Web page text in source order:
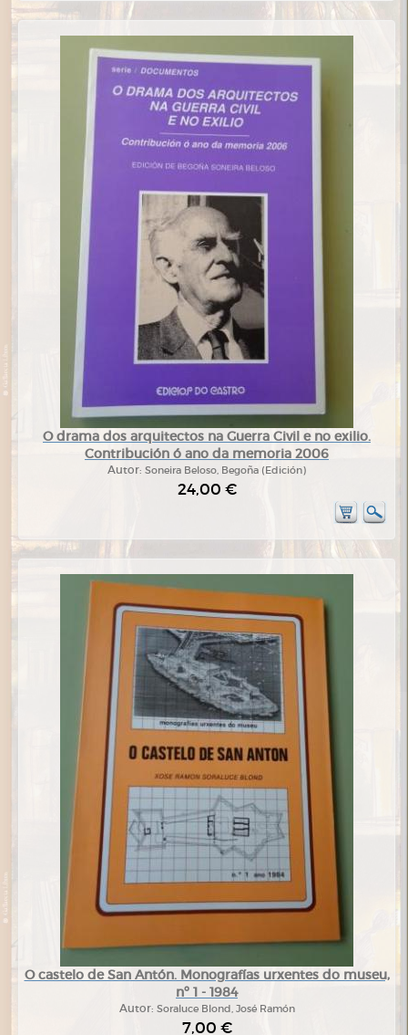
O drama dos arquitectos na Guerra Civil e no exilio.
Contribución ó ano da memoria 2006
Autor: Soneira Beloso, Begoña (Edición)
24,00 €
O castelo de San Antón. Monografías urxentes do museu,
nº 1 - 1984
Autor: Soraluce Blond, José Ramón
7,00 €